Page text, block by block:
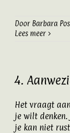
Door Barbara
Lees meer
4.
Het vraagt
je wilt
je kan niet